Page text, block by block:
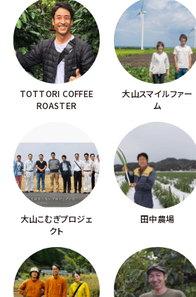
TOTTORI COFFEE
ROASTER
大山スマイルファー
ム
大山こむぎプロジェ
クト
田中農場